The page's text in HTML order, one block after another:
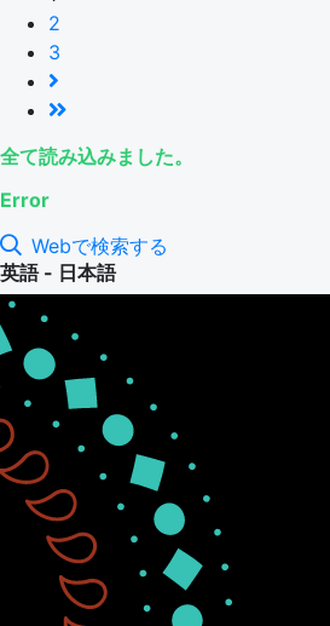
2
3
全て読み込みました。
Error
Webで検索する
英語 - 日本語